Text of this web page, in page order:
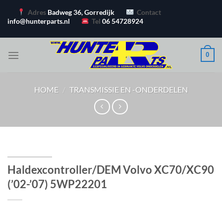
naar
Adres Badweg 36, Gorredijk
Contact
info@hunterparts.nl
Tel06 54728924
0
HOME / TRANSMISSIE EN -ONDERDELEN
Haldexcontroller/DEM Volvo XC70/XC90
(’02-’07) 5WP22201